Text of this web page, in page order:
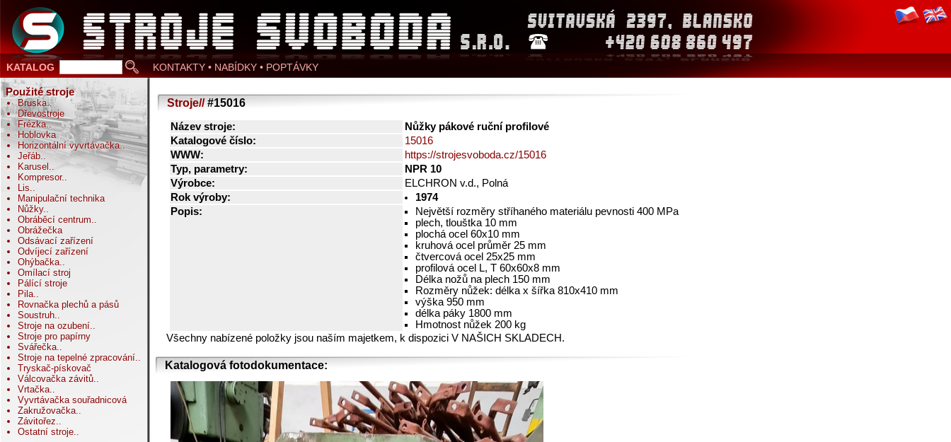
KATALOG KONTAKTY • NABÍDKY • POPTÁVKY
Použité stroje
Bruska..
Dřevostroje
Frézka..
Hoblovka
Horizontální vyvrtávačka..
Jeřáb..
Karusel ..
Kompresor..
Lis..
Manipulační technika
Nůžky..
Obráběcí centrum..
Obrážečka
Odsávací zařízení
Odvíjecí zařízení
Ohýbačka..
Omílací stroj
Pálící stroje
Pila..
Rovnačka plechů a pásů
Soustruh..
Stroje na ozubení..
Stroje pro papírny
Svářečka..
Stroje na tepelné zpracování..
Tryskač-pískovač
Válcovačka závitů..
Vrtačka..
Vyvrtávačka souřadnicová
Zakružovačka..
Závitořez..
Ostatní stroje..
Stroje//#15016
Název stroje:
Nůžky pákové ruční profilové
Katalogové číslo:
15016
WWW:
https://strojesvoboda.cz/15016
Typ, parametry:
NPR 10
Výrobce:
ELCHRON v.d., Polná
Rok výroby:
1974
Popis:
Největší rozměry stříhaného materiálu pevnosti 400 MPa
plech, tlouštka 10 mm
plochá ocel 60x10 mm
kruhová ocel průměr 25 mm
čtvercová ocel 25x25 mm
profilová ocel L, T 60x60x8 mm
Délka nožů na plech 150 mm
Rozměry nůžek: délka x šířka 810x410 mm
výška 950 mm
délka páky 1800 mm
Hmotnost nůžek 200 kg
Všechny nabízené položky jsou naším majetkem, k dispozici V NAŠICH SKLADECH.
Katalogová fotodokumentace: